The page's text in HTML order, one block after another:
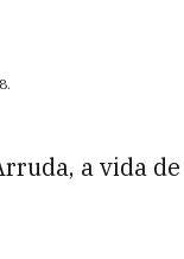
.
a vida